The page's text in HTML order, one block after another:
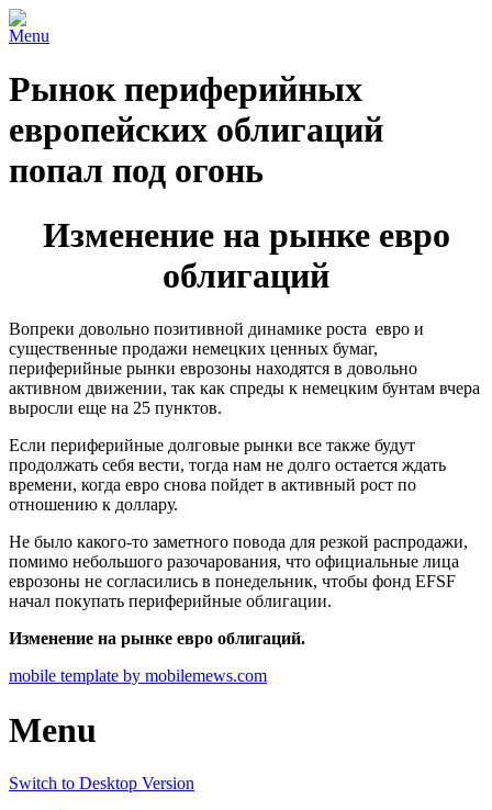
Menu
Рынок периферийных
европейских облигаций
попал под огонь
Изменение на рынке евро
облигаций
Вопреки довольно позитивной динамике роста евро и
существенные продажи немецких ценных бумаг,
периферийные рынки еврозоны находятся в довольно
активном движении, так как спреды к немецким бунтам вчера
выросли еще на 25 пунктов.
Если периферийные долговые рынки все также будут
продолжать себя вести, тогда нам не долго остается ждать
времени, когда евро снова пойдет в активный рост по
отношению к доллару.
Не было какого-то заметного повода для резкой распродажи,
помимо небольшого разочарования, что официальные лица
еврозоны не согласились в понедельник, чтобы фонд EFSF
начал покупать периферийные облигации.
Изменение на рынке евро облигаций.
mobile template by mobilemews.com
Menu
Switch to Desktop Version